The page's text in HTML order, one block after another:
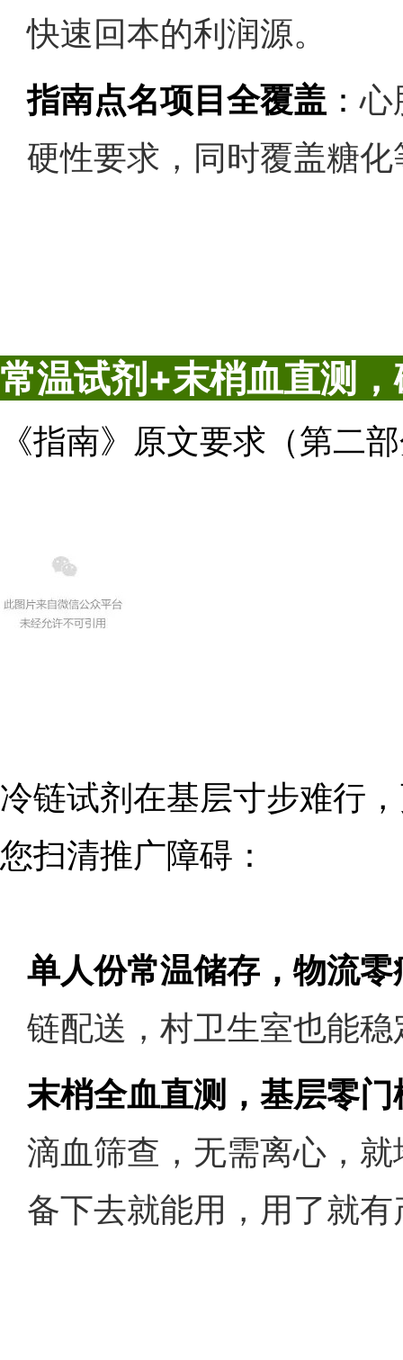
快速回本的利润源。
指南点名项目全覆盖 ：心
硬性要求，同时覆盖糖
常温试剂+末梢血直测，
《指南》原文要求（第二
冷链试剂在基层寸步难行
您扫清推广障碍：
单人份常温储存，物流零
链配送，村卫生室也能
末梢全血直测，基层零门
滴血筛查，无需离心，
备下去就能用，用了就有